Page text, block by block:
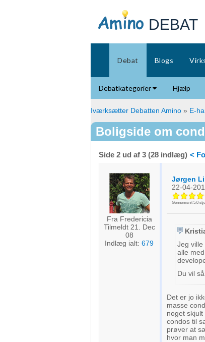
DEBAT
Debat Blogs
Debatkategorier Hjælp
Iværksætter Debatten Amino » E-
Boligside om
Side 2 ud af 3 (28 indlæg) <
Fra Fredericia
Tilmeldt 21. Dec
08
Indlæg ialt: 679
Jørgen
22-04-
Gennemsnit 5,0
Jeg
alle
Du vil
Det er jo
masse
noget
condos til
prøver at
hvor man